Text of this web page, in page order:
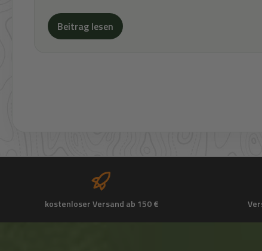
Beitrag lesen
kostenloser Versand ab 150 €